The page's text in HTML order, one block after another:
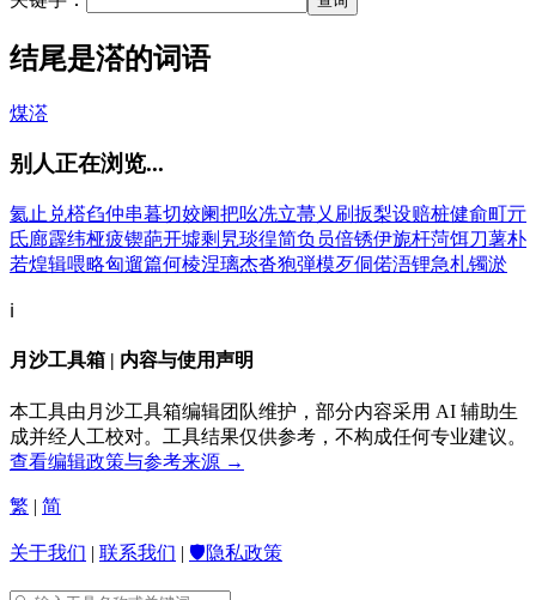
结尾是溚的词语
煤溚
别人正在浏览...
氦止 兑榙臽仲串暮切姣阑把吆冼立菷乂 刷扳梨设赔桩健俞町亓
氐廊霹纬桠疲锲葩开墟剩 旯琰徨简负 员倍锈伊旎杆菏饵刀薯朴
若煌辑喂略匈遛篇何棱涅璃杰沓狍弾模歹侗偌浯锂急札镯淤
ℹ️
月沙工具箱 | 内容与使用声明
本工具由月沙工具箱编辑团队维护，部分内容采用 AI 辅助生
成并经人工校对。工具结果仅供参考，不构成任何专业建议。
查看编辑政策与参考来源 →
繁 | 简
关于我们 | 联系我们 | 🛡️隐私政策